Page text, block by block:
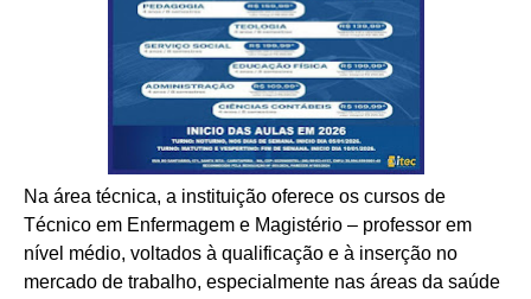
Na área técnica, a instituição oferece os cursos de
Técnico em Enfermagem e Magistério – professor em
nível médio, voltados à qualificação e à inserção no
mercado de trabalho, especialmente nas áreas da saúde